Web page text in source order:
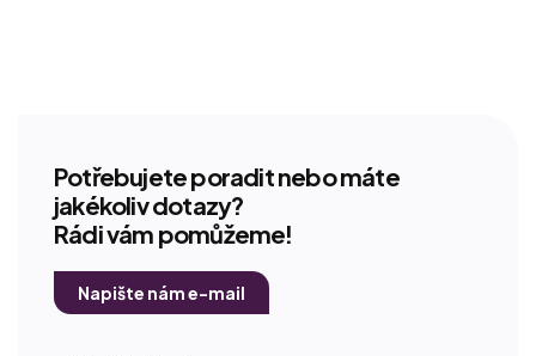
Potřebujete poradit nebo máte
jakékoliv dotazy?
Rádi vám pomůžeme!
Napište nám e-mail